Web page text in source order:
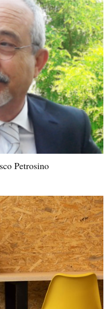
Petrosino